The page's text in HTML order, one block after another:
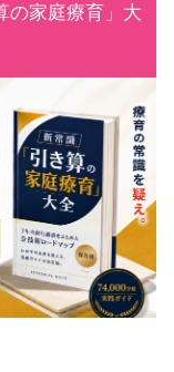
の家庭療育」大